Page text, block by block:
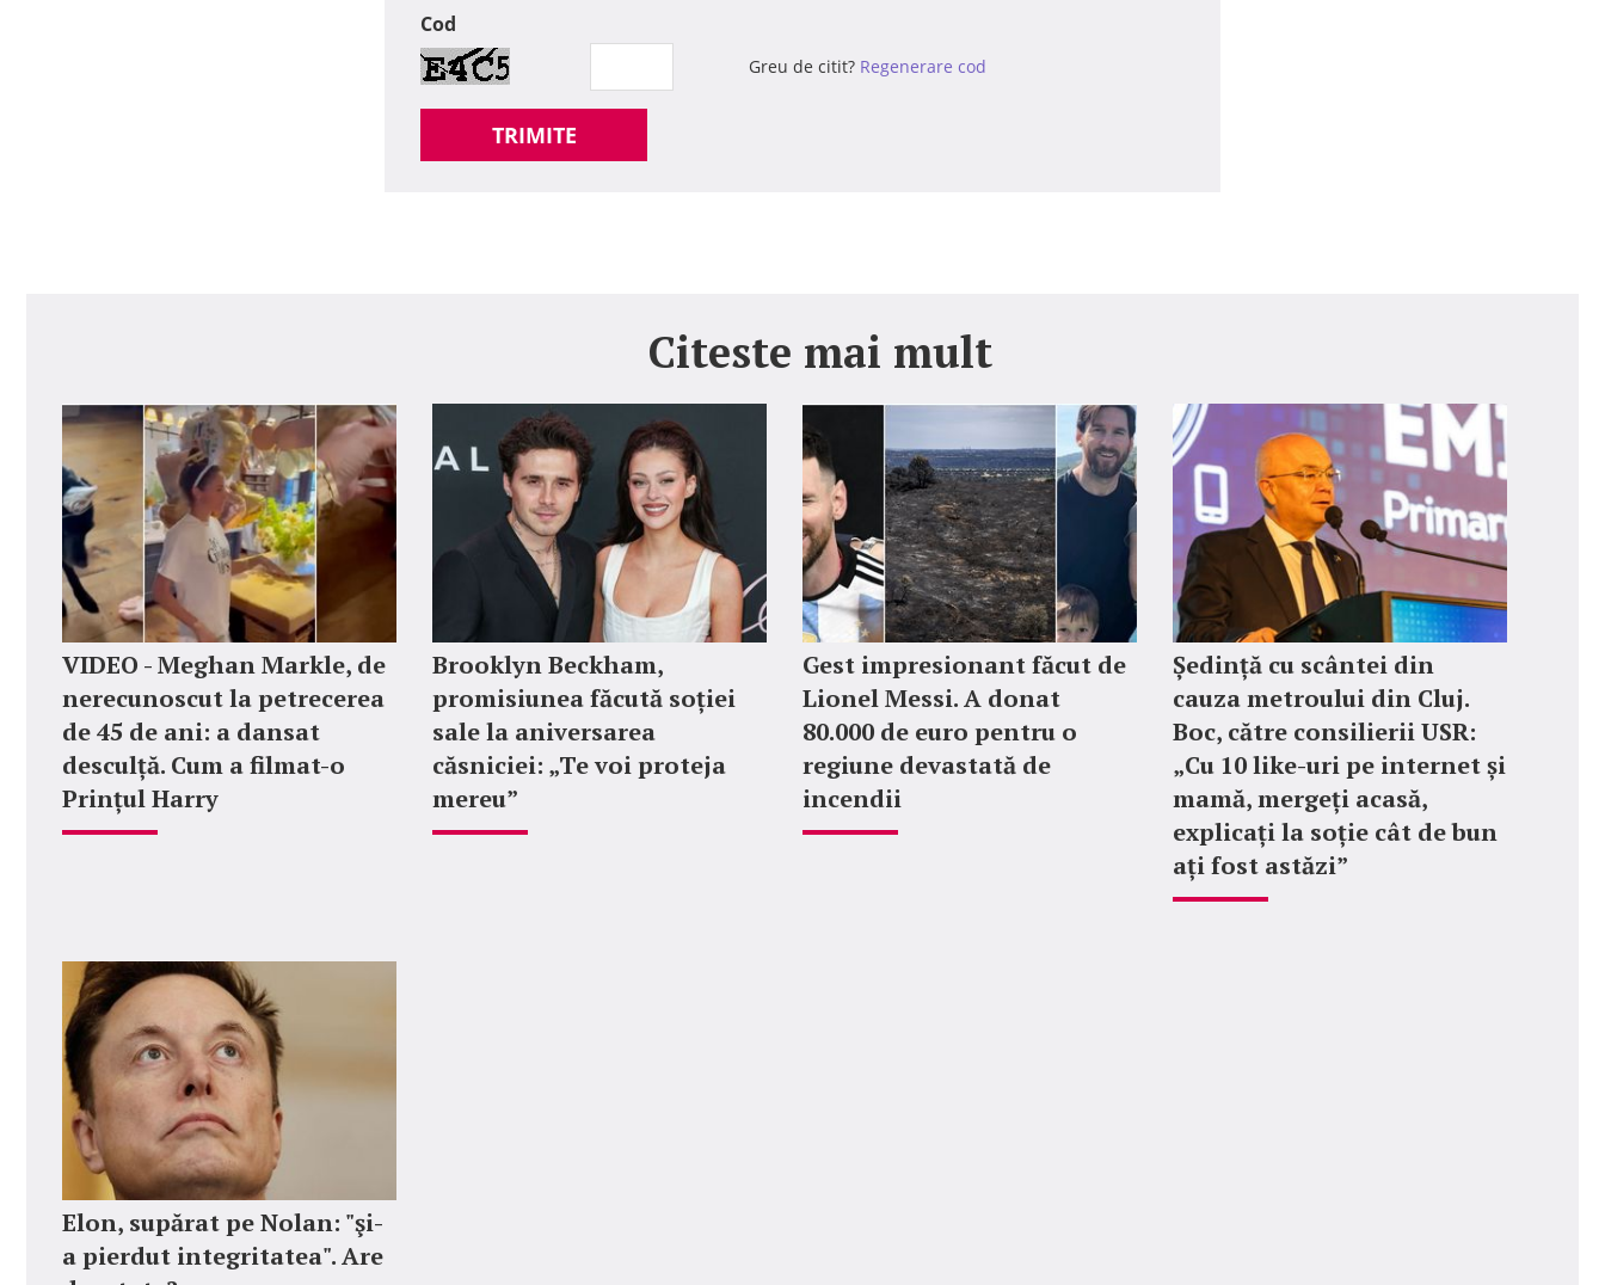
Cod
Greu de citit? Regenerare cod
TRIMITE
Citeste mai mult
VIDEO - Meghan Markle, de
nerecunoscut la petrecerea
de 45 de ani: a dansat
desculță. Cum a filmat-o
Prințul Harry
Brooklyn Beckham,
promisiunea făcută soției
sale la aniversarea
căsniciei: „Te voi proteja
mereu”
Gest impresionant făcut de
Lionel Messi. A donat
80.000 de euro pentru o
regiune devastată de
incendii
Ședință cu scântei din
cauza metroului din Cluj.
Boc, către consilierii USR:
„Cu 10 like-uri pe internet și
mamă, mergeți acasă,
explicați la soție cât de bun
ați fost astăzi”
Elon, supărat pe Nolan: "şi-
a pierdut integritatea". Are